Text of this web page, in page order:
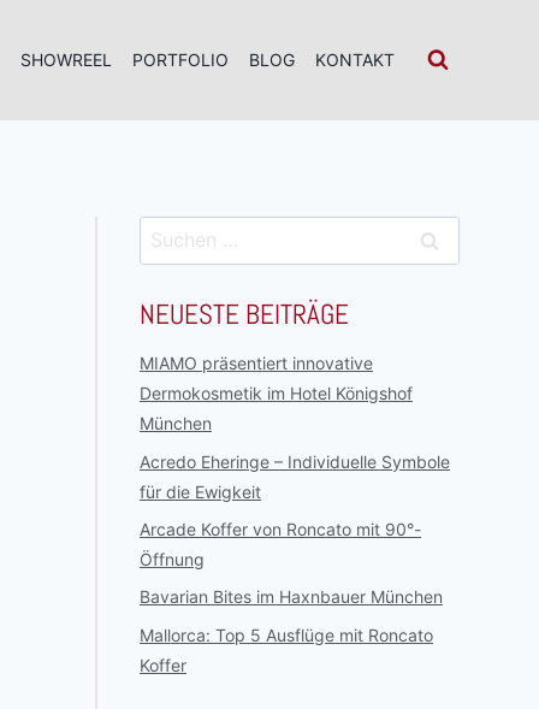
SHOWREEL PORTFOLIO BLOG KONTAKT
NEUESTE BEITRÄGE
MIAMO präsentiert innovative
Dermokosmetik im Hotel Königshof
München
Acredo Eheringe – Individuelle Symbole
für die Ewigkeit
Arcade Koffer von Roncato mit 90°-
Öffnung
Bavarian Bites im Haxnbauer München
Mallorca: Top 5 Ausflüge mit Roncato
Koffer